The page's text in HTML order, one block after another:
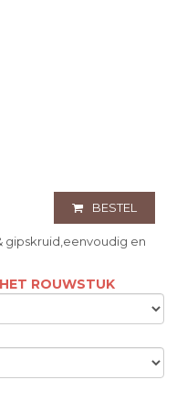
BESTEL
gipskruid,eenvoudig en
ROUWSTUK